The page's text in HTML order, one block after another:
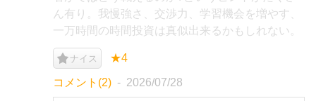
ん有り。我慢強さ、交渉力、学習機会を増やす、
一万時間の時間投資は真似出来るかもしれない。
ナイス ★4
コメント(2) 2026/07/28